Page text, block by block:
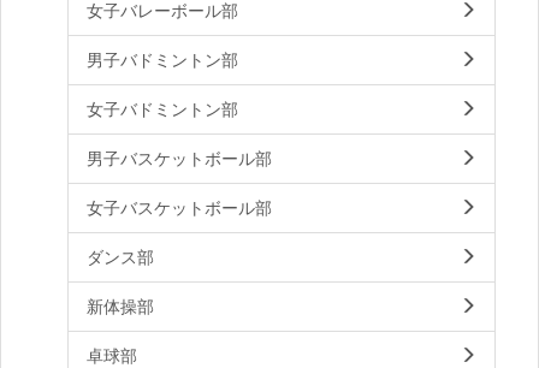
女子バレーボール部
男子バドミントン部
女子バドミントン部
男子バスケットボール部
女子バスケットボール部
ダンス部
新体操部
卓球部